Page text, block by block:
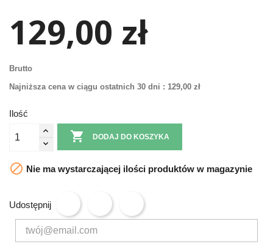
129,00 zł
Brutto
Najniższa cena w ciągu ostatnich 30 dni : 129,00 zł
Ilość
 DODAJ DO KOSZYKA
 Nie ma wystarczającej ilości produktów w magazynie
Udostępnij